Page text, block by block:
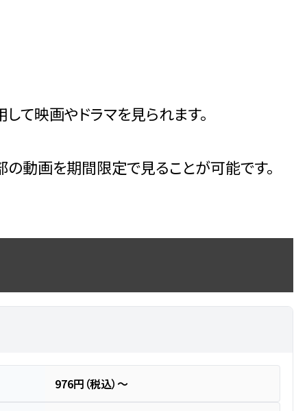
て映画やドラマを見られます。
動画を期間限定で見ることが可能です。
976円（税込）～